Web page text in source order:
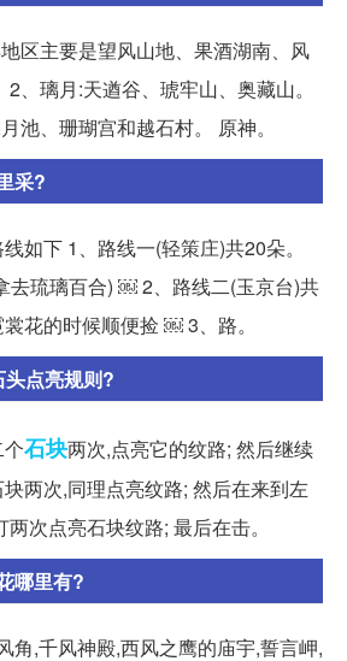
区主要是望风山地、果酒湖南、风
、璃月:天遒谷、琥牢山、奥藏山。
池、珊瑚宫和越石村。 原神。
采?
如下 1、路线一(轻策庄)共20朵。
去琉璃百合) ￼ 2、路线二(玉京台)共
花的时候顺便捡 ￼ 3、路。
点亮规则?
石块两次,点亮它的纹路; 然后继续
两次,同理点亮纹路; 然后在来到左
次点亮石块纹路; 最后在击。
哪里有?
角,千风神殿,西风之鹰的庙宇,誓言岬,